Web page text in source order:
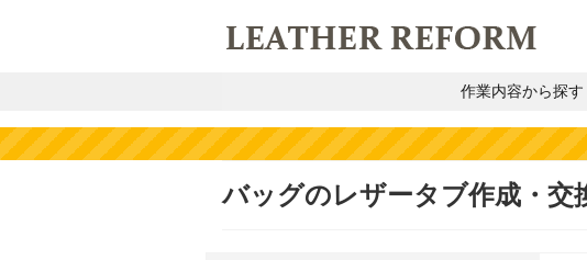
作業内容から探す
バッグのレザータブ作成・交